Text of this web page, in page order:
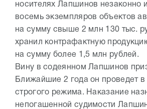
носителях Лапшинов незаконно
восемь экземпляров объектов
на сумму свыше 2 млн 130 тыс.
хранил контрафактную
на сумму более 1,5 млн рублей.
Вину в содеянном Лапшинов
Ближайшие 2 года он проведет в
строгого режима. Наказание
непогашенной судимости